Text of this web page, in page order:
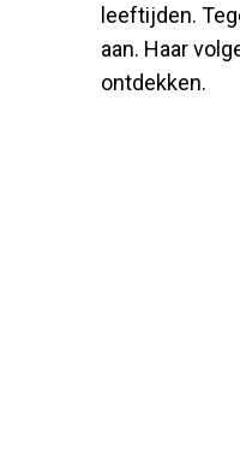
leeftijden.
aan. Haar
ontdekken.